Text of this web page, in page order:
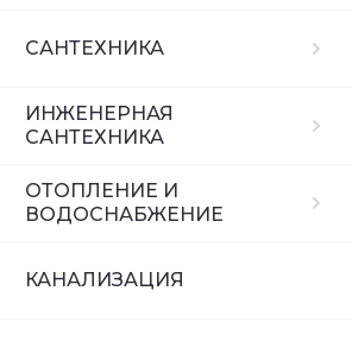
САНТЕХНИКА
ИНЖЕНЕРНАЯ
САНТЕХНИКА
ОТОПЛЕНИЕ И
ВОДОСНАБЖЕНИЕ
КАНАЛИЗАЦИЯ